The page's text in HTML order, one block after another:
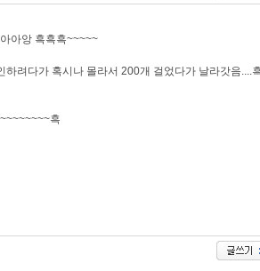
아앙 흑흑흑~~~~~
려다가 혹시나 몰라서 200개 걸었다가 날라갓음....
흑